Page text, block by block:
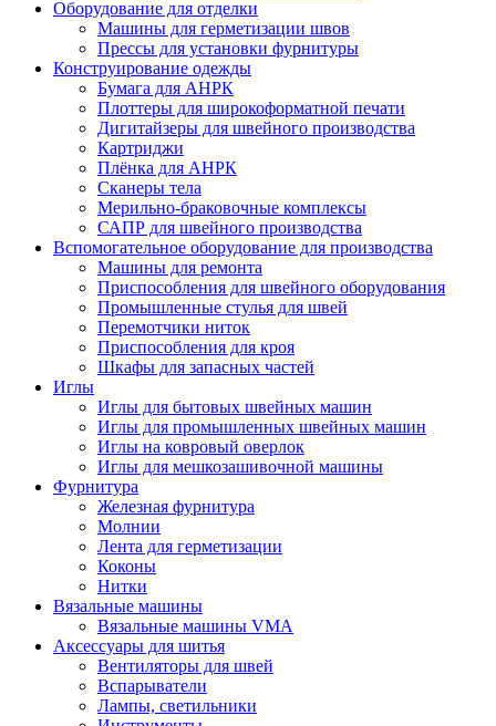
Оборудование для отделки
Машины для герметизации швов
Прессы для установки фурнитуры
Конструирование одежды
Бумага для АНРК
Плоттеры для широкоформатной печати
Дигитайзеры для швейного производства
Картриджи
Плёнка для АНРК
Сканеры тела
Мерильно-браковочные комплексы
САПР для швейного производства
Вспомогательное оборудование для производства
Машины для ремонта
Приспособления для швейного оборудования
Промышленные стулья для швей
Перемотчики ниток
Приспособления для кроя
Шкафы для запасных частей
Иглы
Иглы для бытовых швейных машин
Иглы для промышленных швейных машин
Иглы на ковровый оверлок
Иглы для мешкозашивочной машины
Фурнитура
Железная фурнитура
Молнии
Лента для герметизации
Коконы
Нитки
Вязальные машины
Вязальные машины VMA
Аксессуары для шитья
Вентиляторы для швей
Вспарыватели
Лампы, светильники